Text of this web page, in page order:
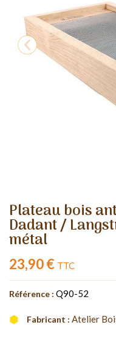
Plateau bois
Dadant /
métal
23,90 € TTC
Référence : Q90-52
Fabricant : Atelier